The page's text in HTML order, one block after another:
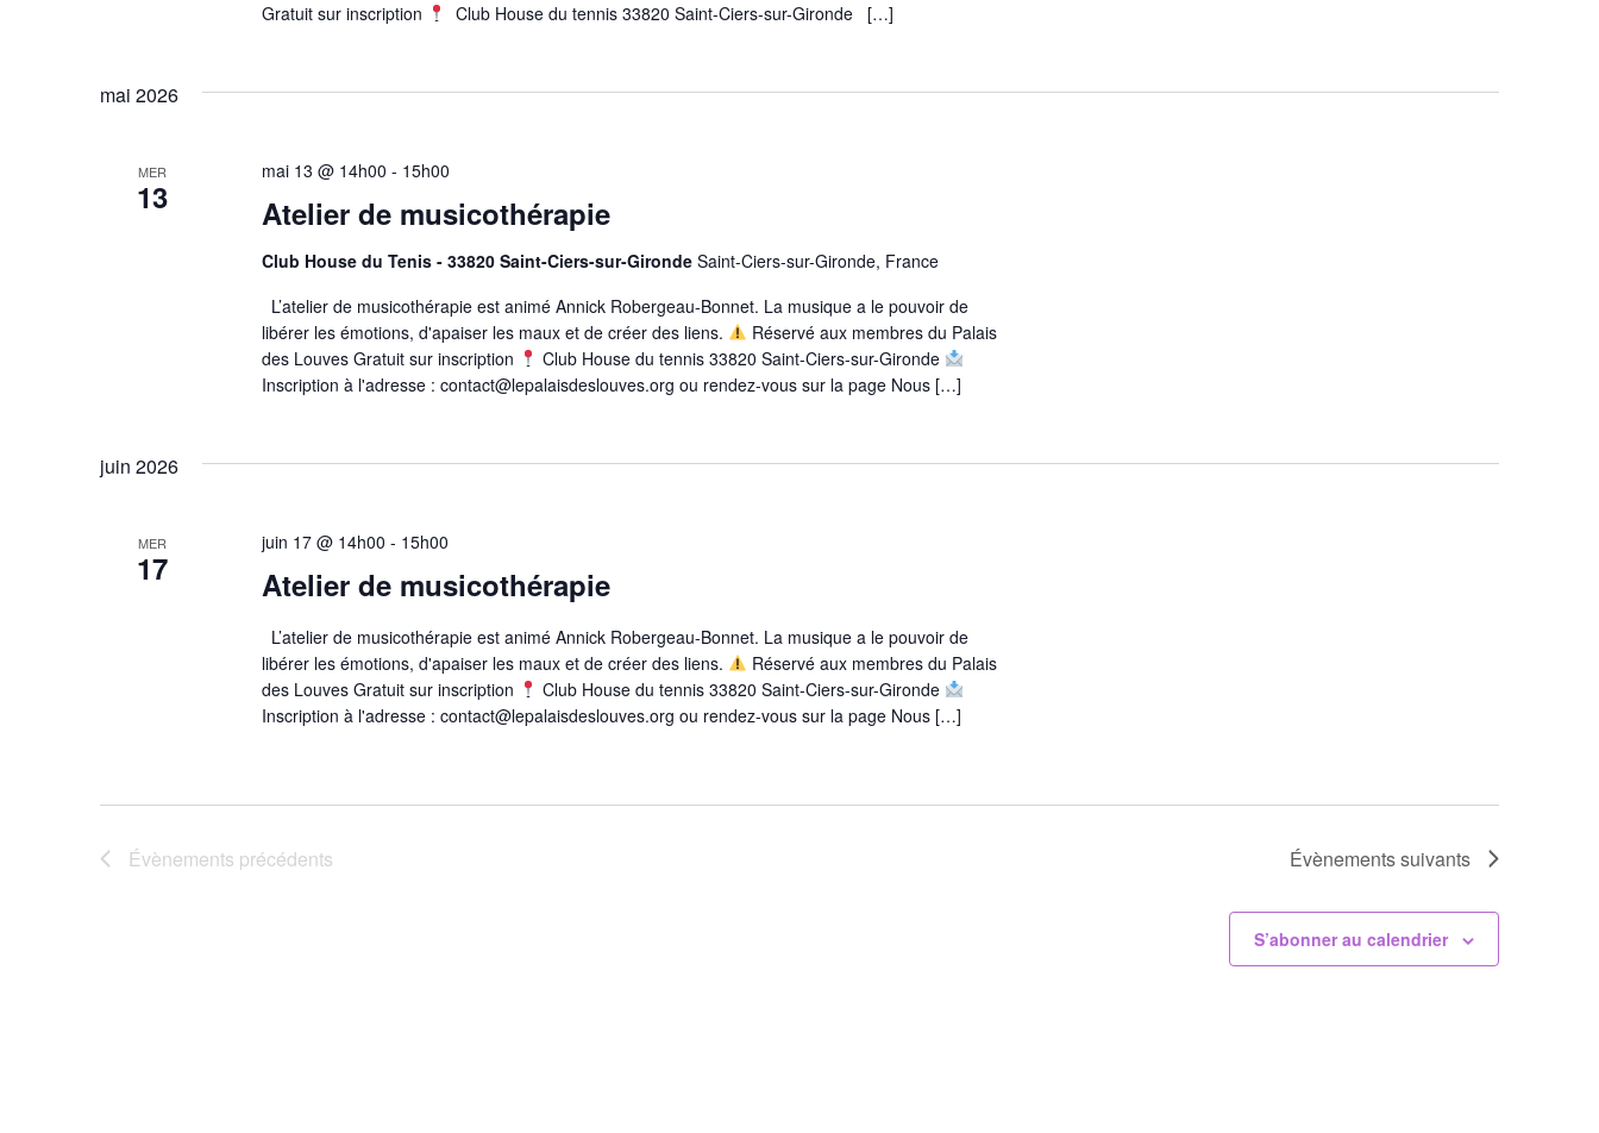
Gratuit sur inscription
Club House du tennis 33820 Saint-Ciers-sur-Gironde […]
mai 2026
MER
13 Atelier de musicothérapie
mai 13 @ 14h00 - 15h00
Club House du Tenis - 33820 Saint-Ciers-sur-Gironde Saint-Ciers-sur-Gironde, France
L’atelier de musicothérapie est animé Annick Robergeau-Bonnet. La musique a le pouvoir de
libérer les émotions, d'apaiser les maux et de créer des liens.
Réservé aux membres du Palais
des Louves Gratuit sur inscription
Club House du tennis 33820 Saint-Ciers-sur-Gironde
Inscription à l'adresse : contact@lepalaisdeslouves.org ou rendez-vous sur la page Nous […]
juin 2026
MER
17 Atelier de musicothérapie
juin 17 @ 14h00 - 15h00
L’atelier de musicothérapie est animé Annick Robergeau-Bonnet. La musique a le pouvoir de
libérer les émotions, d'apaiser les maux et de créer des liens.
Réservé aux membres du Palais
des Louves Gratuit sur inscription
Club House du tennis 33820 Saint-Ciers-sur-Gironde
Inscription à l'adresse : contact@lepalaisdeslouves.org ou rendez-vous sur la page Nous […]
Évènements précédents Évènementssuivants
S’abonner au calendrier